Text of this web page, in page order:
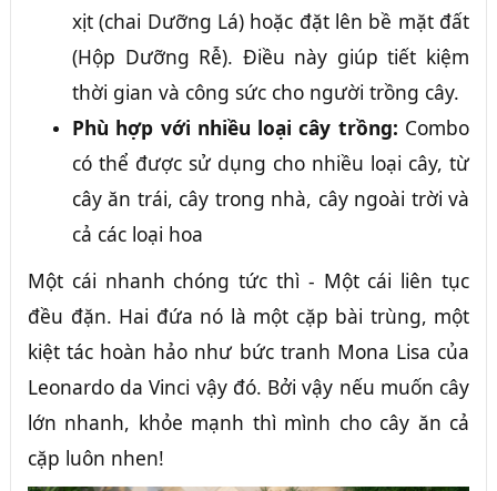
xịt (chai Dưỡng Lá) hoặc đặt lên bề mặt đất
(Hộp Dưỡng Rễ). Điều này giúp tiết kiệm
thời gian và công sức cho người trồng cây.
Phù hợp với nhiều loại cây trồng: Combo
có thể được sử dụng cho nhiều loại cây, từ
cây ăn trái, cây trong nhà, cây ngoài trời và
cả các loại hoa
Một cái nhanh chóng tức thì - Một cái liên tục
đều đặn. Hai đứa nó là một cặp bài trùng, một
kiệt tác hoàn hảo như bức tranh Mona Lisa của
Leonardo da Vinci vậy đó. Bởi vậy nếu muốn cây
lớn nhanh, khỏe mạnh thì mình cho cây ăn cả
cặp luôn nhen!